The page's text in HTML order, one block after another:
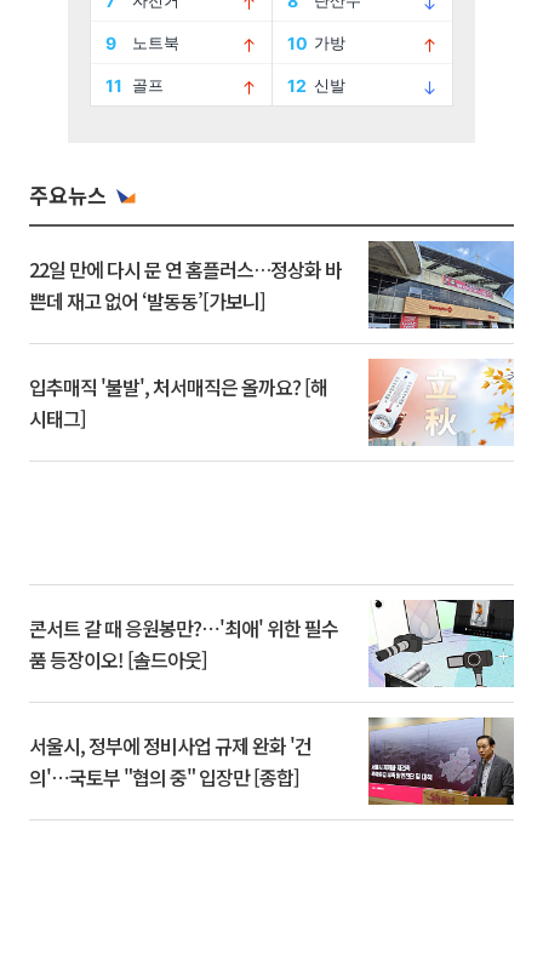
주요뉴스
22일 만에 다시 문 연 홈플러스…정상화 바
쁜데 재고 없어 ‘발동동’[가보니]
입추매직 '불발', 처서매직은 올까요? [해
시태그]
콘서트 갈 때 응원봉만?⋯'최애' 위한 필수
품 등장이오! [솔드아웃]
서울시, 정부에 정비사업 규제 완화 '건
의'⋯국토부 "협의 중" 입장만 [종합]